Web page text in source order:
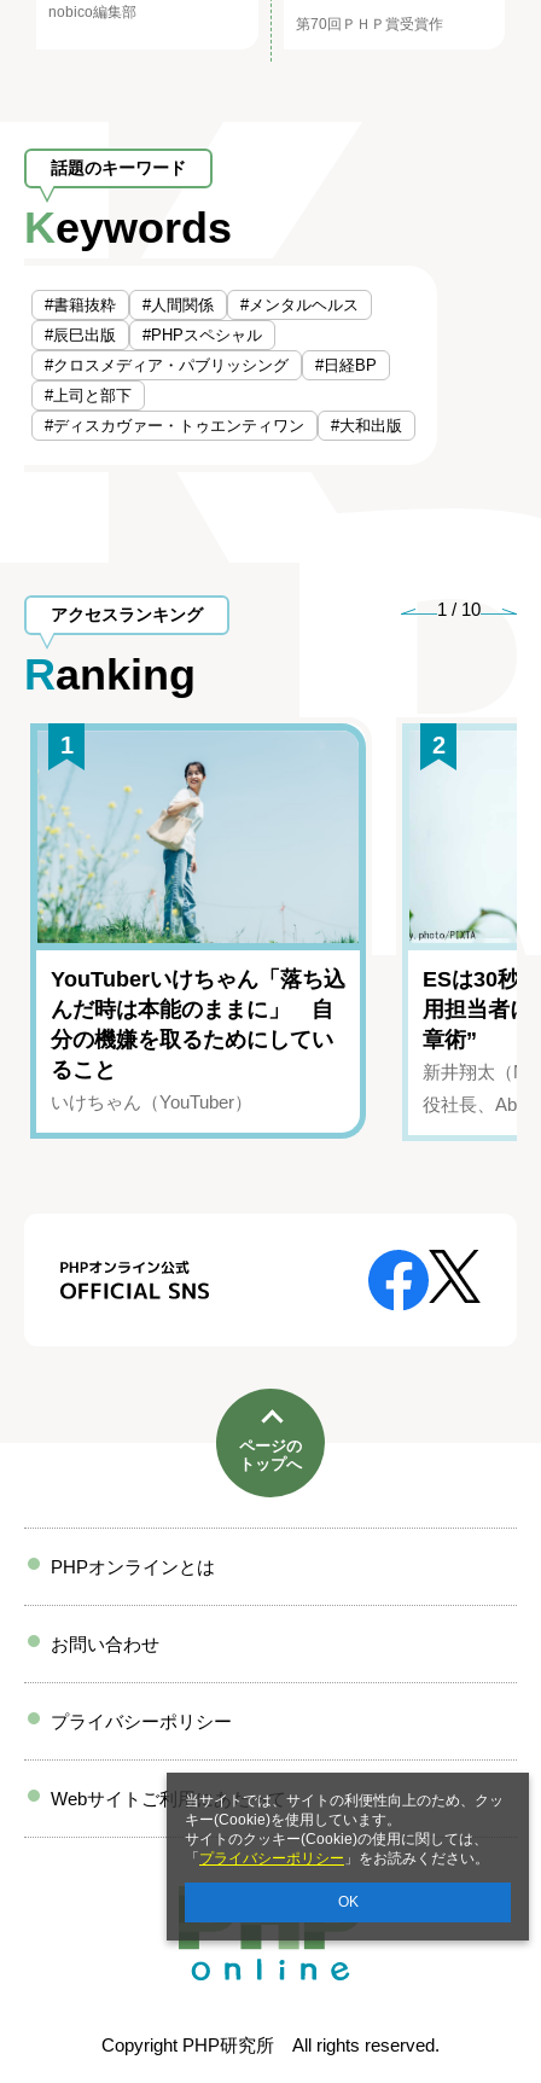
当サイトでは、サイトの利便性向上のため、クッ
キー(Cookie)を使用しています。
サイトのクッキー(Cookie)の使用に関しては、
「 プライバシーポリシー 」をお読みください。
OK
nobico編集部
第70回ＰＨＰ賞受賞作
話題のキーワード
Keywords
#書籍抜粋 #人間関係
#メンタルヘルス
#辰巳出版
#PHPスペシャル
#クロスメディア・パブリッシング
#日経BP
#上司と部下
#ディスカヴァー・トゥエンティワン
#大和出版
アクセスランキング
Ranking
1 / 10
1
YouTuberいけちゃん「落ち込
んだ時は本能のままに」 自
分の機嫌を取るためにしてい
ること
いけちゃん（YouTuber）
2
ESは30秒
用担当者に
章術”
新井翔太（
役社長、
ページの
トップへ
PHPオンラインとは
お問い合わせ
プライバシーポリシー
Webサイトご利用にあたって
Copyright PHP研究所 All rights reserved.